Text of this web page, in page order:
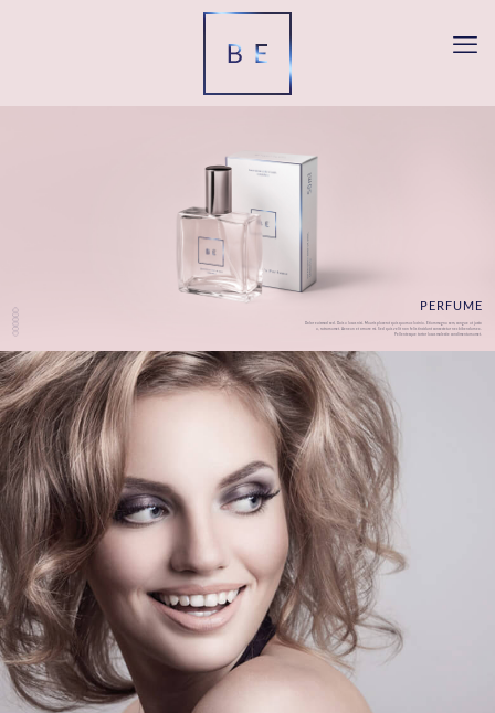
PERFUME
Dolor euismod sed. Duis a lacus nisi. Mauris placerat quis quam ac lacinia. Etiam magna sem, congue at justo
a, rutrum amet. Aenean et ornare mi. Sed quis velit non felis tincidunt consectetur nec bibendum ex.
Pellentesque tortor lacus molestie condimentum amet.